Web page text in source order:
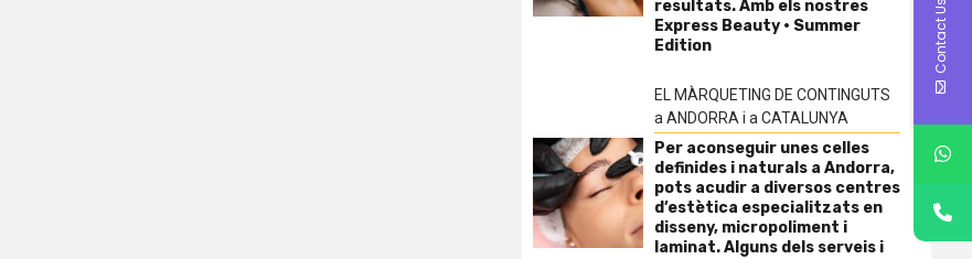
resultats. Amb els nostres
Express Beauty · Summer
Edition
EL MÀRQUETING DE CONTINGUTS
a ANDORRA i a CATALUNYA
Per aconseguir unes celles
definides i naturals a Andorra,
pots acudir a diversos centres
d’estètica especialitzats en
disseny, micropoliment i
laminat. Alguns dels serveis i
Contact Us